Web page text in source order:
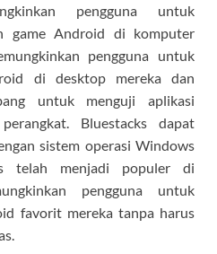
pengguna untuk
game Android di komputer
pengguna untuk
di desktop mereka dan
untuk menguji aplikasi
Bluestacks dapat
sistem operasi Windows
telah menjadi populer di
pengguna untuk
favorit mereka tanpa harus